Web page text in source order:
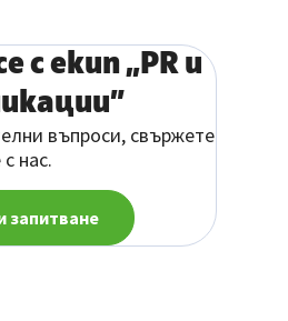
с екип „PR и
въпроси, свържете
с нас.
запитване